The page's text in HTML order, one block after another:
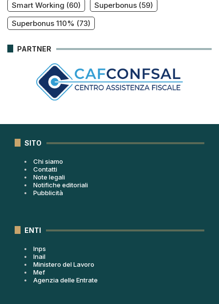
Smart Working (60) Superbonus (59)
Superbonus 110% (73)
PARTNER
SITO
Chi siamo
Contatti
Note legali
Notifiche editoriali
Pubblicità
ENTI
Inps
Inail
Ministero del Lavoro
Mef
Agenzia delle Entrate